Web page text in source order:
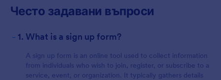
Често задавани въпроси
- 1. What is a sign up form?
A sign up form is an online tool used to collect information
from individuals who wish to join, register, or subscribe to a
service, event, or organization. It typically gathers details